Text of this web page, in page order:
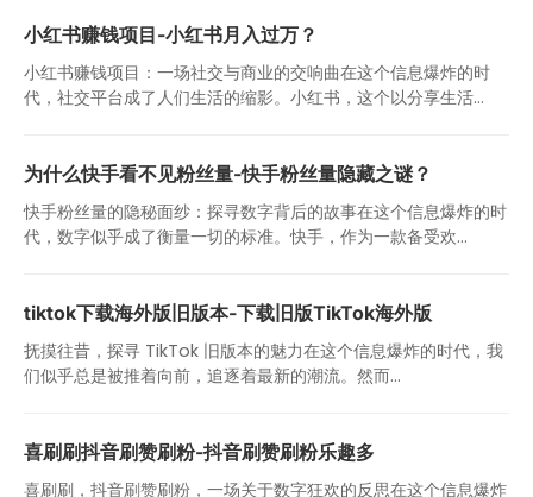
小红书赚钱项目-小红书月入过万？
小红书赚钱项目：一场社交与商业的交响曲在这个信息爆炸的时
代，社交平台成了人们生活的缩影。小红书，这个以分享生活...
为什么快手看不见粉丝量-快手粉丝量隐藏之谜？
快手粉丝量的隐秘面纱：探寻数字背后的故事在这个信息爆炸的时
代，数字似乎成了衡量一切的标准。快手，作为一款备受欢...
tiktok下载海外版旧版本-下载旧版TikTok海外版
抚摸往昔，探寻 TikTok 旧版本的魅力在这个信息爆炸的时代，我
们似乎总是被推着向前，追逐着最新的潮流。然而...
喜刷刷抖音刷赞刷粉-抖音刷赞刷粉乐趣多
喜刷刷，抖音刷赞刷粉，一场关于数字狂欢的反思在这个信息爆炸